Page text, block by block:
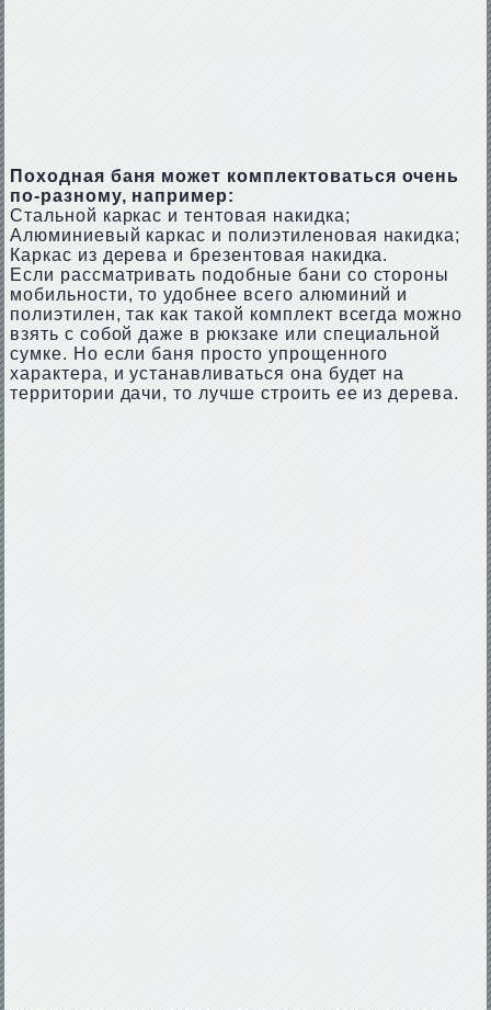
Походная баня может комплектоваться очень
по-разному, например:
Стальной каркас и тентовая накидка;
Алюминиевый каркас и полиэтиленовая накидка;
Каркас из дерева и брезентовая накидка.
Если рассматривать подобные бани со стороны
мобильности, то удобнее всего алюминий и
полиэтилен, так как такой комплект всегда можно
взять с собой даже в рюкзаке или специальной
сумке. Но если баня просто упрощенного
характера, и устанавливаться она будет на
территории дачи, то лучше строить ее из дерева.